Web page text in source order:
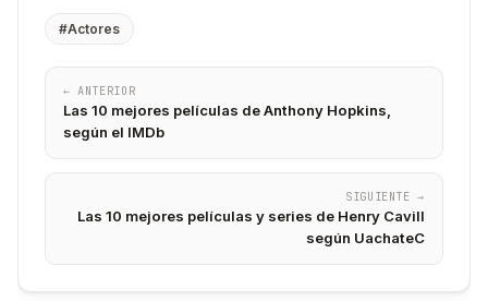
#Actores
← ANTERIOR
Las 10 mejores películas de Anthony Hopkins,
según el IMDb
SIGUIENTE →
Las 10 mejores películas y series de Henry Cavill
según UachateC